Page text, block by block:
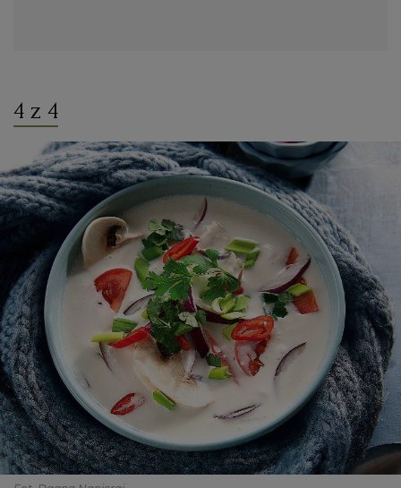
4 z 4